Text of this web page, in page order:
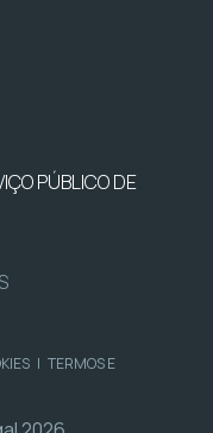
PÚBLICO DE
| TERMOS E